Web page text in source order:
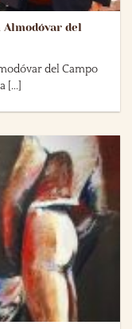
del
del Campo